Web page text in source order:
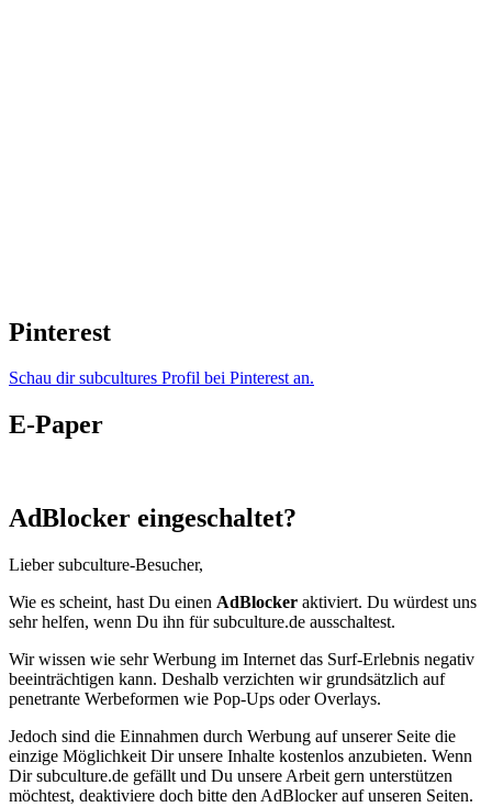
Pinterest
Schau dir subcultures Profil bei Pinterest an.
E-Paper
AdBlocker eingeschaltet?
Lieber subculture-Besucher,
Wie es scheint, hast Du einen AdBlocker aktiviert. Du würdest uns
sehr helfen, wenn Du ihn für subculture.de ausschaltest.
Wir wissen wie sehr Werbung im Internet das Surf-Erlebnis negativ
beeinträchtigen kann. Deshalb verzichten wir grundsätzlich auf
penetrante Werbeformen wie Pop-Ups oder Overlays.
Jedoch sind die Einnahmen durch Werbung auf unserer Seite die
einzige Möglichkeit Dir unsere Inhalte kostenlos anzubieten. Wenn
Dir subculture.de gefällt und Du unsere Arbeit gern unterstützen
möchtest, deaktiviere doch bitte den AdBlocker auf unseren Seiten.